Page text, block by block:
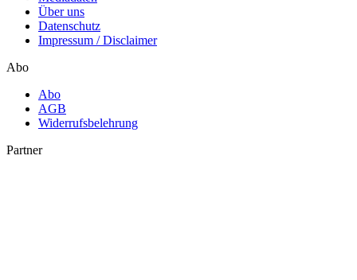
Über uns
Datenschutz
Impressum / Disclaimer
Abo
Abo
AGB
Widerrufsbelehrung
Partner